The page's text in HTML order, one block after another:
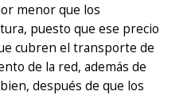
menor que los
puesto que ese precio
cubren el transporte de
de la red, además de
después de que los